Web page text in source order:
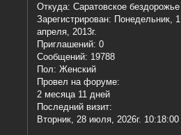
Откуда: Саратовское бездорожье
Зарегистрирован: Понедельник, 1
апреля, 2013г.
Приглашений: 0
Сообщений: 19788
Пол: Женский
Провел на форуме:
2 месяца 11 дней
Последний визит:
Вторник, 28 июля, 2026г. 10:18:00